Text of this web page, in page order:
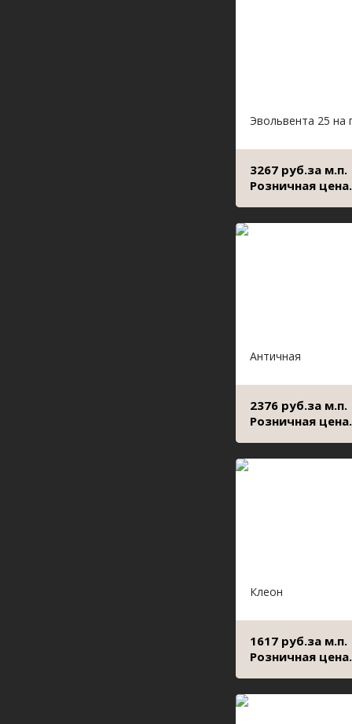
Эвольвента 25 на
3267 руб.за м.п.
Розничная цена.
Античная
2376 руб.за м.п.
Розничная цена.
Клеон
1617 руб.за м.п.
Розничная цена.